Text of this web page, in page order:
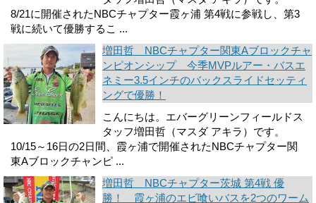
8/21に開催されたNBCチャプター霞ヶ浦 第4戦に参戦し、第3
戦に続いて優勝するこ ...
増田哲 NBCチャプター関東Aブロックチャ
ンピオンシップ 今季MVPルアー・バスエ
ネミー3.5インチのバックスライドセッティ
ングで優勝！
こんにちは。エバーグリーンフィールドス
タッフ増田哲（マスダ アキラ）です。
10/15～16日の2日間、霞ヶ浦で開催されたNBCチャプター関
東Aブロックチャンピ ...
増田哲 NBCチャプター茨城 第4戦 優
勝！ 霞ヶ浦のエビ喰いバスを2つのワーム